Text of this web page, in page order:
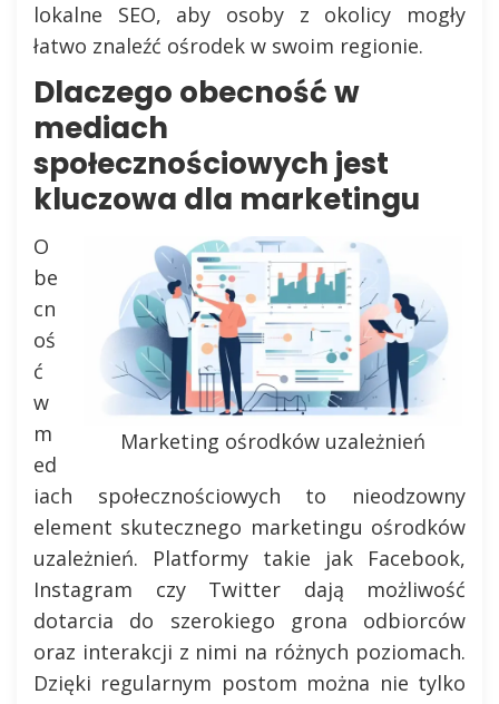
lokalne SEO, aby osoby z okolicy mogły
łatwo znaleźć ośrodek w swoim regionie.
Dlaczego obecność w
mediach
społecznościowych jest
kluczowa dla marketingu
Marketing ośrodków uzależnień
O
be
cn
oś
ć
w
m
ed
iach społecznościowych to nieodzowny
element skutecznego marketingu ośrodków
uzależnień. Platformy takie jak Facebook,
Instagram czy Twitter dają możliwość
dotarcia do szerokiego grona odbiorców
oraz interakcji z nimi na różnych poziomach.
Dzięki regularnym postom można nie tylko